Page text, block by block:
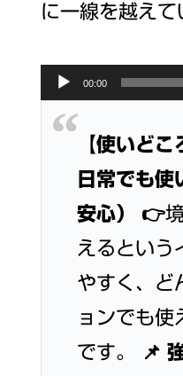
に一線を越えて
Audio
Player
00:00
【使いど
日常でも使
安心）
👉
えるという
やすく、ど
ョンでも使
です。 📌